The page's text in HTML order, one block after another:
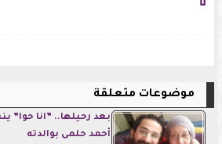
موضوعات متعلقة
بعد رحيلها.. ”انا
أحمد حلمى بوالدته